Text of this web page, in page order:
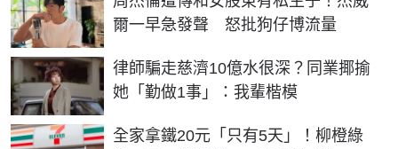
爾一早急發聲 怒批狗仔博流量
律師騙走慈濟10億水很深？同業揶揄
她「勤做1事」：我輩楷模
全家拿鐵20元「只有5天」！柳橙綠